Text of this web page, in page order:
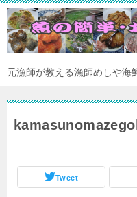
元漁師が教える漁師めしや海
Tweet